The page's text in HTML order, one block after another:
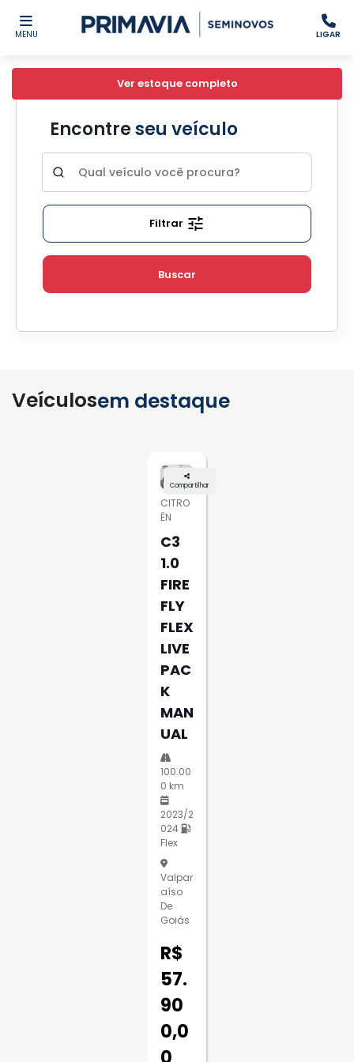
MENU LIGAR
Ver estoque completo
Encontreseu veículo
Filtrar
Buscar
Veículosem destaque
Compartilhar
CITRO
ËN
C3
1.0
FIRE
FLY
FLEX
LIVE
PAC
K
MAN
UAL
100.00
0 km
2023/2
024
Flex
Valpar
Aíso
De
Goiás
R$
57.
90
0,0